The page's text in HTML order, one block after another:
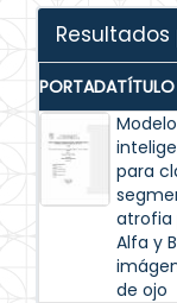
PORTADATÍTULO
para
atrofia
Alfa y
de ojo